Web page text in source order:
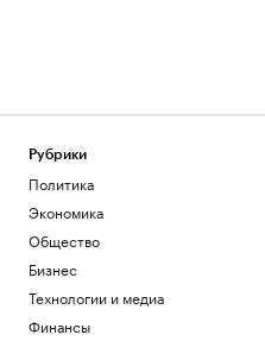
Рубрики
Политика
Экономика
Общество
Бизнес
Технологии и медиа
Финансы